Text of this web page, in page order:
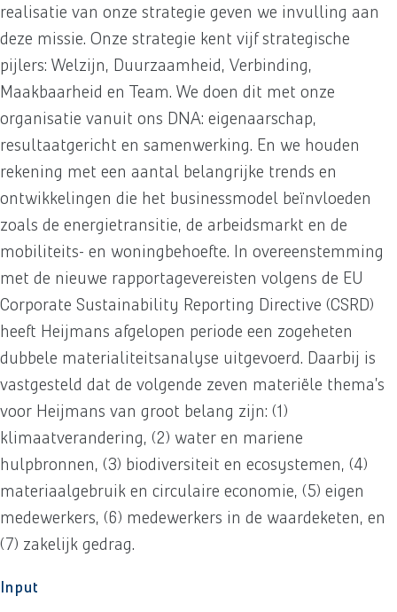
realisatie van onze strategie geven we invulling aan
deze missie. Onze strategie kent vijf strategische
pijlers: Welzijn, Duurzaamheid, Verbinding,
Maakbaarheid en Team. We doen dit met onze
organisatie vanuit ons DNA: eigenaarschap,
resultaatgericht en samenwerking. En we houden
rekening met een aantal belangrijke trends en
ontwikkelingen die het businessmodel beïnvloeden
zoals de energietransitie, de arbeidsmarkt en de
mobiliteits- en woningbehoefte. In overeenstemming
met de nieuwe rapportagevereisten volgens de EU
Corporate Sustainability Reporting Directive (CSRD)
heeft Heijmans afgelopen periode een zogeheten
dubbele materialiteitsanalyse uitgevoerd. Daarbij is
vastgesteld dat de volgende zeven materiële thema’s
voor Heijmans van groot belang zijn: (1)
klimaatverandering, (2) water en mariene
hulpbronnen, (3) biodiversiteit en ecosystemen, (4)
materiaalgebruik en circulaire economie, (5) eigen
medewerkers, (6) medewerkers in de waardeketen, en
(7) zakelijk gedrag.
Input